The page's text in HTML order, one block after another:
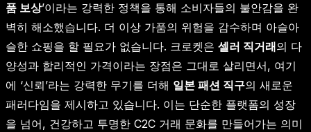
품 보상’이라는 강력한 정책을 통해 소비자들의 불안감을 완
벽히 해소했습니다. 더 이상 가품의 위험을 감수하며 아슬아
슬한 쇼핑을 할 필요가 없습니다. 크로켓은 셀러 직거래의 다
양성과 합리적인 가격이라는 장점은 그대로 살리면서, 여기
에 ‘신뢰’라는 강력한 무기를 더해 일본 패션 직구의 새로운
패러다임을 제시하고 있습니다. 이는 단순한 플랫폼의 성장
을 넘어, 건강하고 투명한 C2C 거래 문화를 만들어가는 의미